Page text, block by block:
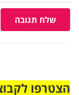
שלח תגובה